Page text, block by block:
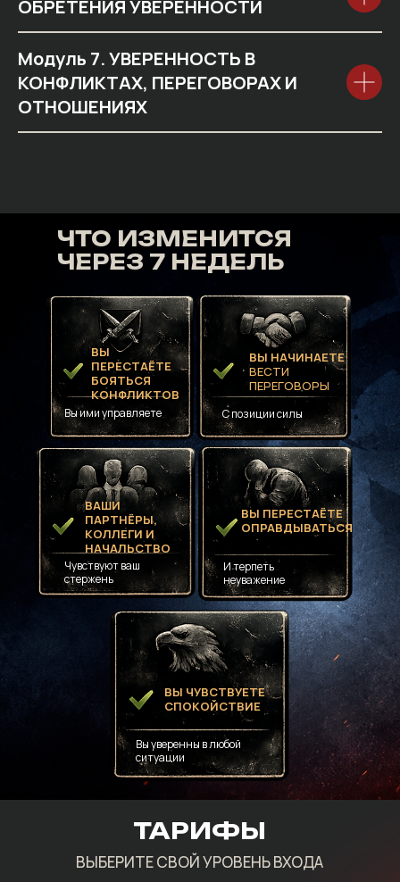
ОБРЕТЕНИЯ УВЕРЕННОСТИ
Модуль 7. УВЕРЕННОСТЬ В
КОНФЛИКТАХ, ПЕРЕГОВОРАХ И
ОТНОШЕНИЯХ
Вы ими управляете
ВЫ
ПЕРЕСТАЁТЕ
БОЯТЬСЯ
КОНФЛИКТОВ
С позиции силы
ВЫ НАЧИНАЕТЕ
ВЕСТИ
ПЕРЕГОВОРЫ
Чувствуют ваш
стержень
ВАШИ
ПАРТНЁРЫ,
КОЛЛЕГИ И
НАЧАЛЬСТВО
И терпеть
неуважение
ВЫ ПЕРЕСТАЁТЕ
ОПРАВДЫВАТЬСЯ
Вы уверенны в любой
ситуации
ВЫ ЧУВСТВУЕТЕ
СПОКОЙСТВИЕ
ЧТО ИЗМЕНИТСЯ
ЧЕРЕЗ 7 НЕДЕЛЬ
ВЫБЕРИТЕ СВОЙ УРОВЕНЬ ВХОДА
ТАРИФЫ